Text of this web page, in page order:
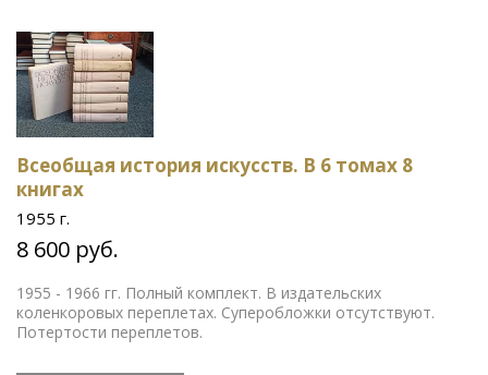
Всеобщая история искусств. В 6 томах 8
книгах
1955 г.
8 600 руб.
1955 - 1966 гг. Полный комплект. В издательских
коленкоровых переплетах. Суперобложки отсутствуют.
Потертости переплетов.